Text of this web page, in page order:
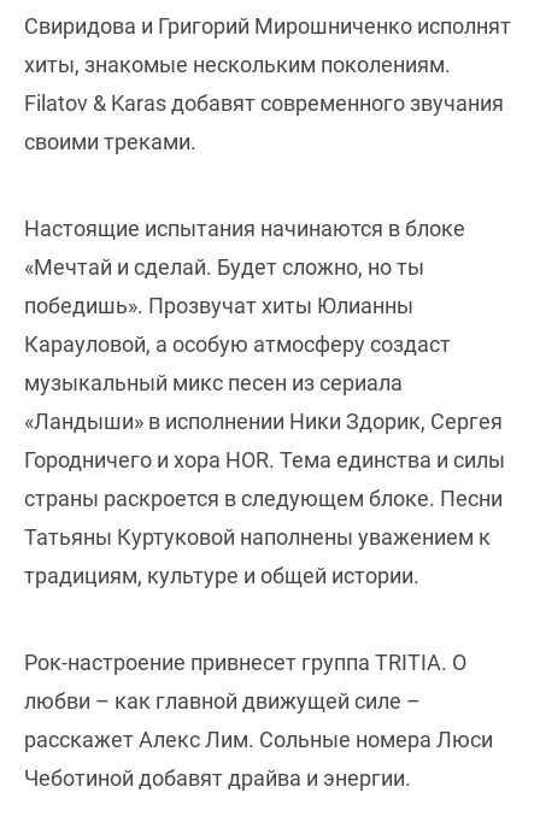
Свиридова и Григорий Мирошниченко исполнят
хиты, знакомые нескольким поколениям.
Filatov & Karas добавят современного звучания
своими треками.
Настоящие испытания начинаются в блоке
«Мечтай и сделай. Будет сложно, но ты
победишь». Прозвучат хиты Юлианны
Карауловой, а особую атмосферу создаст
музыкальный микс песен из сериала
«Ландыши» в исполнении Ники Здорик, Сергея
Городничего и хора HOR. Тема единства и силы
страны раскроется в следующем блоке. Песни
Татьяны Куртуковой наполнены уважением к
традициям, культуре и общей истории.
Рок-настроение привнесет группа TRITIA. О
любви – как главной движущей силе –
расскажет Алекс Лим. Сольные номера Люси
Чеботиной добавят драйва и энергии.